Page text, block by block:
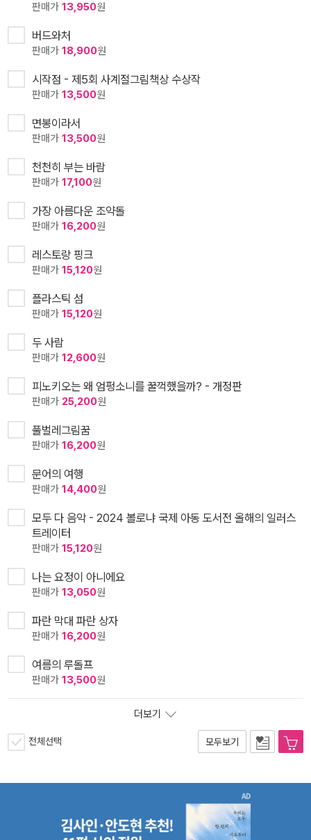
판매가 13,950원
버드와처
판매가 18,900원
시작점 - 제5회 사계절그림책상 수상작
판매가 13,500원
면봉이라서
판매가 13,500원
천천히 부는 바람
판매가 17,100원
가장 아름다운 조약돌
판매가 16,200원
레스토랑 핑크
판매가 15,120원
플라스틱 섬
판매가 15,120원
두 사람
판매가 12,600원
피노키오는 왜 엄펑소니를 꿀꺽했을까? - 개정판
판매가 25,200원
풀벌레그림꿈
판매가 16,200원
문어의 여행
판매가 14,400원
모두 다 음악 - 2024 볼로냐 국제 아동 도서전 올해의 일러스
트레이터
판매가 15,120원
나는 요정이 아니에요
판매가 13,050원
파란 막대 파란 상자
판매가 16,200원
여름의 루돌프
판매가 13,500원
더보기
전체선택 모두보기